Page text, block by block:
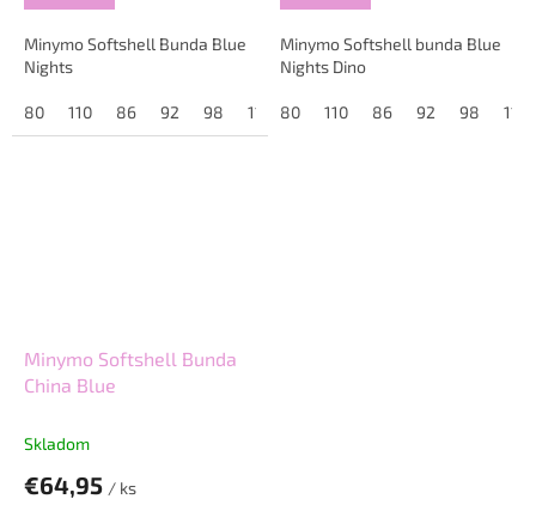
Minymo Softshell Bunda Blue
Nights
80 110 86 92 98 116 122 128
Minymo Softshell bunda Blue
Nights Dino
80 110 86 92 98 116
Minymo Softshell Bunda
China Blue
Skladom
€64,95 / ks